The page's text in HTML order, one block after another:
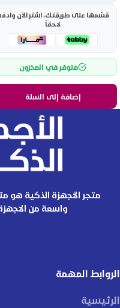
قسّمها على طريقتك، اشترِ الآن
لاحقاً
متوفر في المخزون
إضافة إلى السلة
متجر الأجهزة الذكية هو
واسعة من الاجهزة
الروابط المهمة
الرئيسية